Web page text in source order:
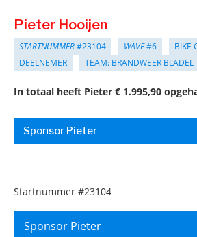
Pieter Hooijen
STARTNUMMER#23104 WAVE#6
BIKE
DEELNEMER
TEAM: BRANDWEER BLADEL
In totaal heeft Pieter € 1.995,90
Sponsor Pieter
Startnummer #23104
Sponsor Pieter